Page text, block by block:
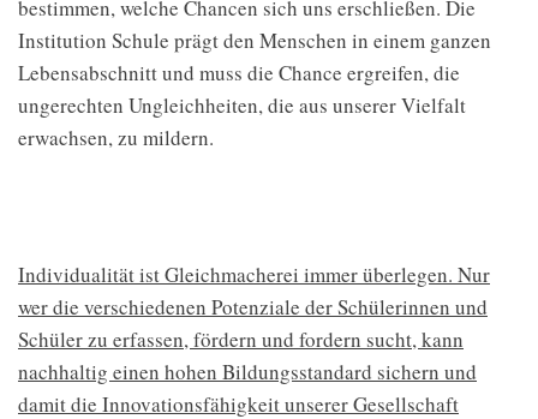
bestimmen, welche Chancen sich uns erschließen. Die
Institution Schule prägt den Menschen in einem ganzen
Lebensabschnitt und muss die Chance ergreifen, die
ungerechten Ungleichheiten, die aus unserer Vielfalt
erwachsen, zu mildern.​
Individualität ist Gleichmacherei immer überlegen. Nur
wer die verschiedenen Potenziale der Schülerinnen und
Schüler zu erfassen, fördern und fordern sucht, kann
nachhaltig einen hohen Bildungsstandard sichern und
damit die Innovationsfähigkeit unserer Gesellschaft